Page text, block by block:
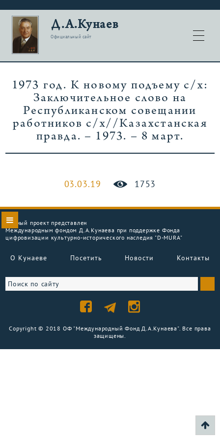
Д.А.Кунаев
Официальный сайт
1973 год. К новому подъему с/х:
Заключительное слово на
Республиканском совещании
работников с/х//Казахстанская
правда. – 1973. – 8 март.
03.03.19 1753
Данный проект представлен
Международным фондом Д.А.Кунаева при поддержке Фонда
цифровизации культурно-исторического наследия "D-MURA"
О Кунаеве Посетить Новости Контакты
Copyright © 2018 ОФ "Международный Фонд Д.А.Кунаева". Все права
защищены.